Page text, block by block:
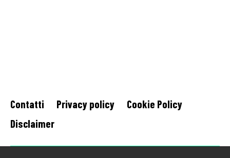
Contatti Privacy policy
Cookie Policy
Disclaimer